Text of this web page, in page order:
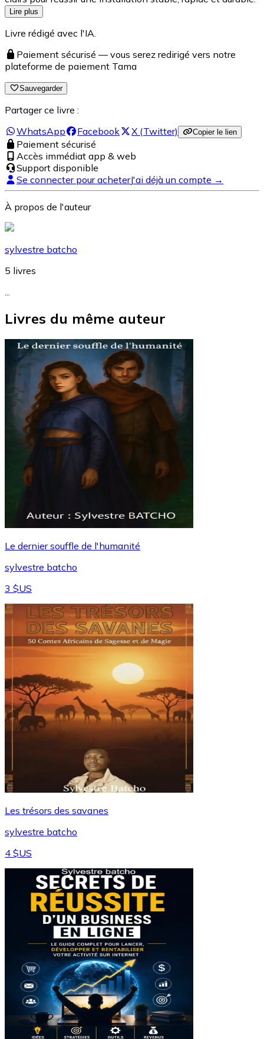
Lire plus
Livre rédigé avec l'IA.
Paiement sécurisé — vous serez redirigé vers notre
plateforme de paiement Tama
Sauvegarder
Partager ce livre :
WhatsApp
Facebook X (Twitter) Copier le lien
Paiement sécurisé
Accès immédiat app & web
Support disponible
Se connecter pour acheterJ'ai déjà un compte →
À propos de l'auteur
sylvestre batcho
5 livres
Livres du même auteur
Le dernier souffle de l'humanité
sylvestre batcho
3 $US
Les trésors des savanes
sylvestre batcho
4 $US